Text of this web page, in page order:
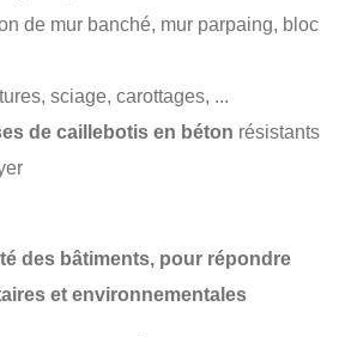
de mur banché, mur parpaing, bloc
sciage, carottages, ...
de caillebotis en béton résistants
des bâtiments, pour répondre
et environnementales